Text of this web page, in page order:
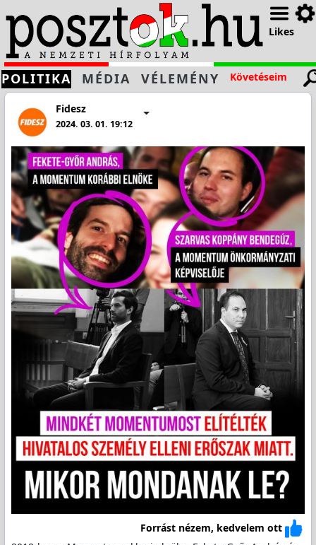
Likes
POLITIKA MÉDIA VÉLEMÉNY Követéseim
Fidesz
2024. 03. 01. 19:12
Forrást nézem, kedvelem ott